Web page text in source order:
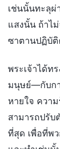
เช่นนั้นทะลุผ่
แสงนั้น ถ้าไ
ซาตานปฏิบัติ
พระเจ้าได้ท
มนุษย์—กับกา
หายใจ ควา
สามารถปรับ
ที่สุด เพื่อที่พ